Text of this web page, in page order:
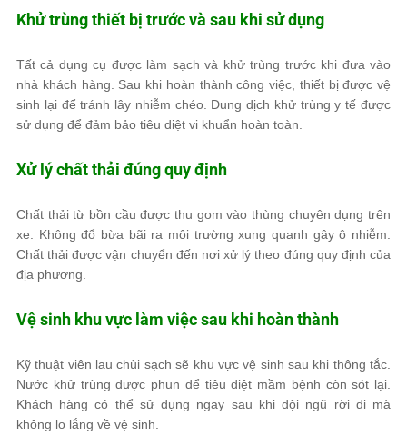
Khử trùng thiết bị trước và sau khi sử dụng
Tất cả dụng cụ được làm sạch và khử trùng trước khi đưa vào
nhà khách hàng. Sau khi hoàn thành công việc, thiết bị được vệ
sinh lại để tránh lây nhiễm chéo. Dung dịch khử trùng y tế được
sử dụng để đảm bảo tiêu diệt vi khuẩn hoàn toàn.
Xử lý chất thải đúng quy định
Chất thải từ bồn cầu được thu gom vào thùng chuyên dụng trên
xe. Không đổ bừa bãi ra môi trường xung quanh gây ô nhiễm.
Chất thải được vận chuyển đến nơi xử lý theo đúng quy định của
địa phương.
Vệ sinh khu vực làm việc sau khi hoàn thành
Kỹ thuật viên lau chùi sạch sẽ khu vực vệ sinh sau khi thông tắc.
Nước khử trùng được phun để tiêu diệt mầm bệnh còn sót lại.
Khách hàng có thể sử dụng ngay sau khi đội ngũ rời đi mà
không lo lắng về vệ sinh.